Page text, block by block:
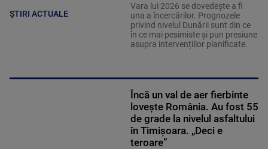
ȘTIRI ACTUALE
Vara lui 2026 se dovedește a fi
una a încercărilor. Prognozele
privind nivelul Dunării sunt din ce
în ce mai pesimiste și pun presiune
asupra intervențiilor planificate.
Încă un val de aer fierbinte
lovește România. Au fost 55
de grade la nivelul asfaltului
în Timișoara. „Deci e
teroare”